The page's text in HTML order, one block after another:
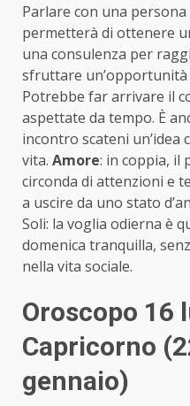
Parlare con una
permetterà di ottenere
una consulenza per
sfruttare un’opportunità
Potrebbe far arrivare il
aspettate da tempo. È
incontro scateni un’idea
vita. Amore: in coppia, il
circonda di attenzioni e
a uscire da uno stato
Soli: la voglia odierna è
domenica tranquilla,
nella vita sociale.
Oroscopo 16
Capricorno
gennaio)